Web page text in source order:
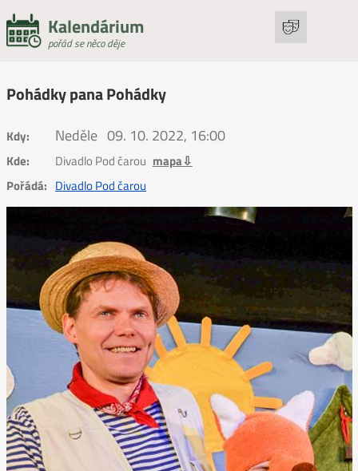
Kalendárium
pořád se něco děje
Pohádky pana Pohádky
Kdy: Neděle 09. 10. 2022, 16:00
Kde: Divadlo Pod čarou mapa⇩
Pořádá: Divadlo Pod čarou